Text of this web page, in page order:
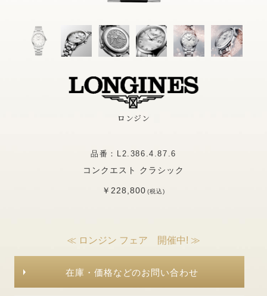
ロンジン
品番：L2.386.4.87.6
コンクエスト クラシック
￥228,800(税込)
≪ ロンジン フェア 開催中! ≫
在庫・価格などのお問い合わせ